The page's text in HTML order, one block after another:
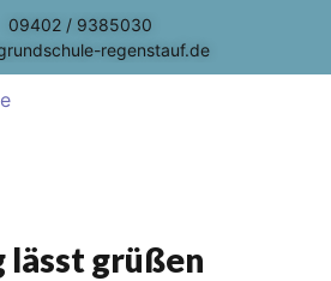
09402 / 9385030
regenstauf.de
lässt grüßen